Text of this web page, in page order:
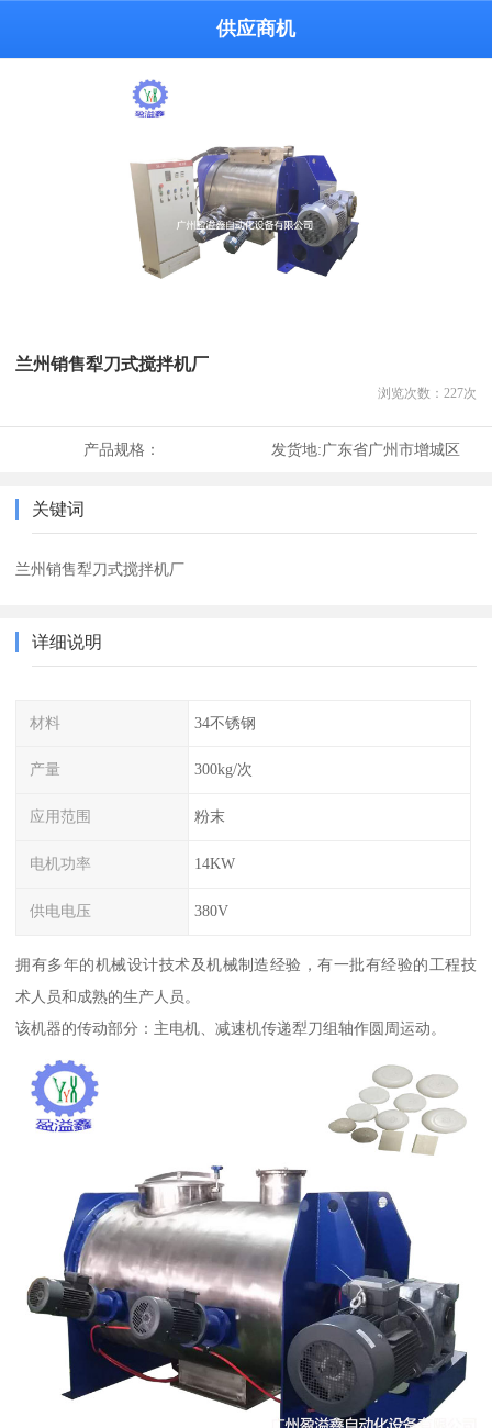
供应商机
兰州销售犁刀式搅拌机厂
浏览次数： 227次
产品规格： 发货地:广东省广州市增城区
关键词
兰州销售犁刀式搅拌机厂
详细说明
材料 34不锈钢
产量 300kg/次
应用范围 粉末
电机功率 14KW
供电电压 380V
拥有多年的机械设计技术及机械制造经验，有一批有经验的工程技
术人员和成熟的生产人员。
该机器的传动部分：主电机、减速机传递犁刀组轴作圆周运动。